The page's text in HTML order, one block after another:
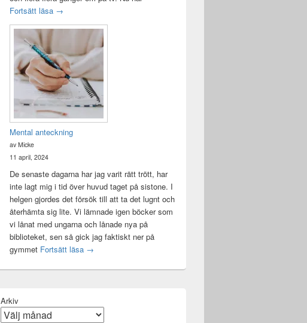
Fortsätt läsa Sagan om ringen-maraton
→
Mental anteckning
av Micke
11 april, 2024
De senaste dagarna har jag varit rätt trött, har
inte lagt mig i tid över huvud taget på sistone. I
helgen gjordes det försök till att ta det lugnt och
återhämta sig lite. Vi lämnade igen böcker som
vi lånat med ungarna och lånade nya på
biblioteket, sen så gick jag faktiskt ner på
gymmet Fortsätt läsa Mental anteckning
→
Arkiv